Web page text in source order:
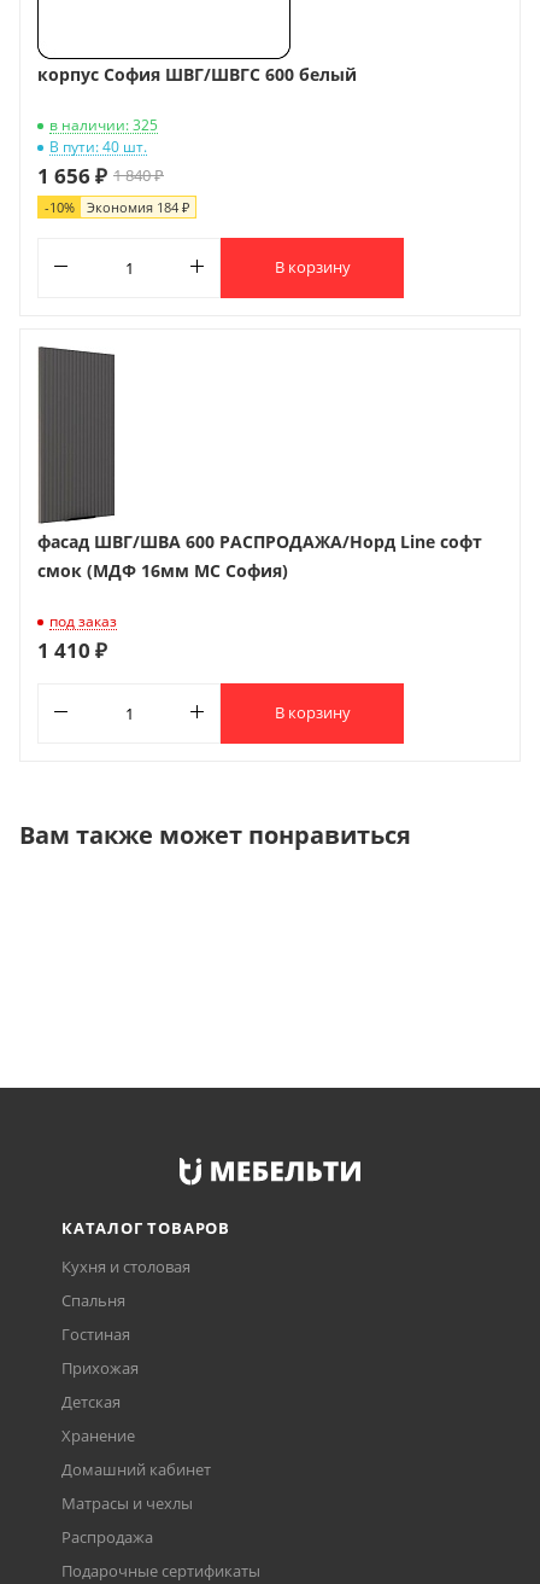
корпус София ШВГ/ШВГС 600 белый
в наличии: 325
В пути: 40 шт.
1 656 ₽ 1 840 ₽
-10% Экономия 184 ₽
В корзину
фасад ШВГ/ШВА 600 РАСПРОДАЖА/Норд Line софт
смок (МДФ 16мм МС София)
под заказ
1 410 ₽
В корзину
Вам также может понравиться
КАТАЛОГ ТОВАРОВ
Кухня и столовая
Спальня
Гостиная
Прихожая
Детская
Хранение
Домашний кабинет
Матрасы и чехлы
Распродажа
Подарочные сертификаты